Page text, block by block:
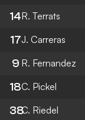
14R. Terrats
17J. Carreras
9 R. Fernandez
18C. Pickel
38C. Riedel